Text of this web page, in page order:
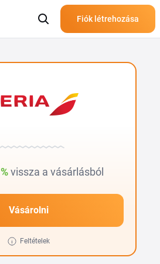
Fiók létrehozása
% vissza a vásárlásból
Vásárolni
Feltételek